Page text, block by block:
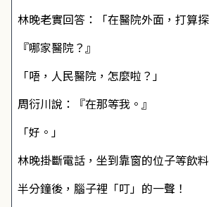
林晚老實回答：「在醫院外面，打算探
『哪家醫院？』
「唔，人民醫院，怎麼啦？」
周衍川說：『在那等我。』
「好。」
林晚掛斷電話，坐到靠窗的位子等飲
半分鐘後，腦子裡「叮」的一聲！